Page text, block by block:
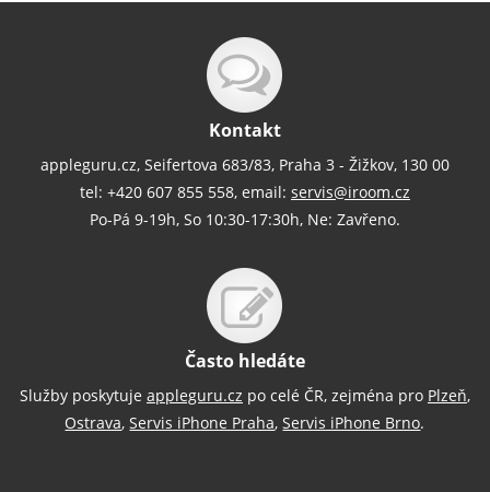
Kontakt
appleguru.cz, Seifertova 683/83, Praha 3 - Žižkov, 130 00
tel: +420 607 855 558, email: servis@iroom.cz
Po-Pá 9-19h, So 10:30-17:30h, Ne: Zavřeno.
Často hledáte
Služby poskytuje appleguru.cz po celé ČR, zejména pro Plzeň,
Ostrava,Servis iPhone Praha,Servis iPhone Brno.